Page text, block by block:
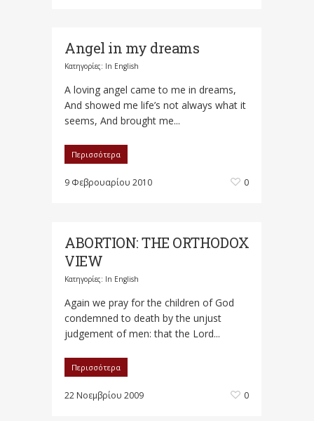
Angel in my dreams
Κατηγορίες: In English
A loving angel came to me in dreams,
And showed me life’s not always what it
seems, And brought me...
Περισσότερα
9 Φεβρουαρίου 2010 0
ABORTION: THE ORTHODOX
VIEW
Κατηγορίες: In English
Again we pray for the children of God
condemned to death by the unjust
judgement of men: that the Lord...
Περισσότερα
22 Νοεμβρίου 2009 0